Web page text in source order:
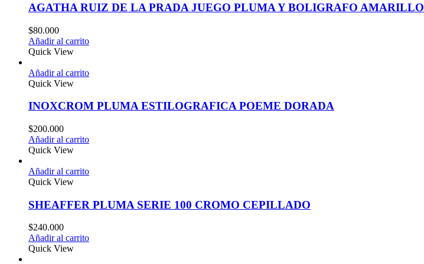
AGATHA RUIZ DE LA PRADA JUEGO PLUMA Y BOLIGRAFO AMARILLO
$80.000
Añadir al carrito
Quick View
Añadir al carrito
Quick View
INOXCROM PLUMA ESTILOGRAFICA POEME DORADA
$200.000
Añadir al carrito
Quick View
Añadir al carrito
Quick View
SHEAFFER PLUMA SERIE 100 CROMO CEPILLADO
$240.000
Añadir al carrito
Quick View